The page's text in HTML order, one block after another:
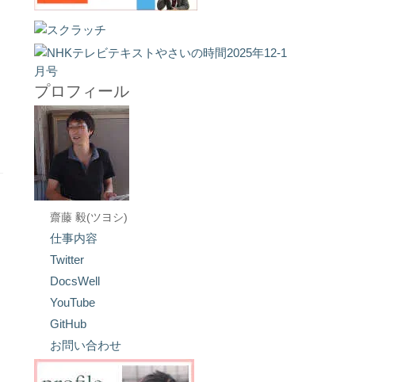
プロフィール
齋藤 毅(ツヨシ)
仕事内容
Twitter
DocsWell
YouTube
GitHub
お問い合わせ